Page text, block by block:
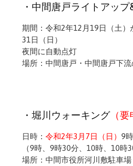
・中間唐戸ライトアッ
期間：令和2年12月19日（土）
31日（日）
夜間に自動点灯
場所：中間唐戸・中間唐戸下
・堀川ウォーキング（要
日時： 令和2年3月7日（日） 9
（9時、9時30分、10時、10時
場所：中間市役所河川敷駐車